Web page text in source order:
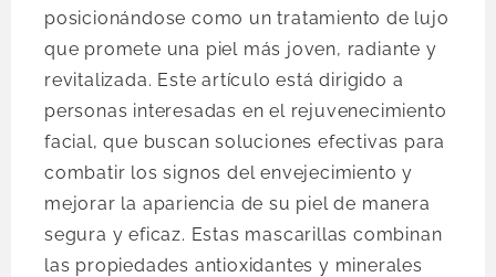
posicionándose como un tratamiento de lujo
que promete una piel más joven, radiante y
revitalizada. Este artículo está dirigido a
personas interesadas en el rejuvenecimiento
facial, que buscan soluciones efectivas para
combatir los signos del envejecimiento y
mejorar la apariencia de su piel de manera
segura y eficaz. Estas mascarillas combinan
las propiedades antioxidantes y minerales